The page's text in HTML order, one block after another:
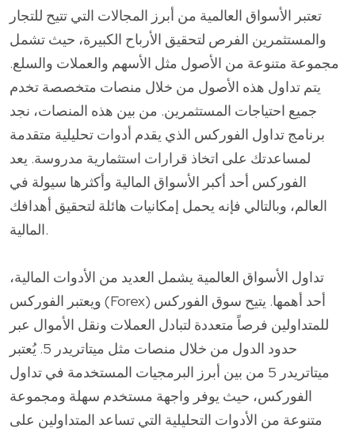
تعتبر الأسواق العالمية من أبرز المجالات التي تتيح للتجار
والمستثمرين الفرص لتحقيق الأرباح الكبيرة، حيث تشمل
مجموعة متنوعة من الأصول مثل الأسهم والعملات والسلع.
يتم تداول هذه الأصول من خلال منصات متخصصة تخدم
جميع احتياجات المستثمرين. من بين هذه المنصات، نجد
برنامج تداول الفوركس الذي يقدم أدوات تحليلية متقدمة
لمساعدتك على اتخاذ قرارات استثمارية مدروسة. يعد
الفوركس أحد أكبر الأسواق المالية وأكثرها سيولة في
العالم، وبالتالي فإنه يحمل إمكانيات هائلة لتحقيق أهدافك
المالية.
تداول الأسواق العالمية يشمل العديد من الأدوات المالية،
ويعتبر الفوركس (Forex) أحد أهمها. يتيح سوق الفوركس
للمتداولين فرصاً متعددة لتبادل العملات ونقل الأموال عبر
حدود الدول من خلال منصات مثل ميتاتريدر 5. يُعتبر
ميتاتريدر 5 من بين أبرز البرمجيات المستخدمة في تداول
الفوركس، حيث يوفر واجهة مستخدم سهلة ومجموعة
متنوعة من الأدوات التحليلية التي تساعد المتداولين على